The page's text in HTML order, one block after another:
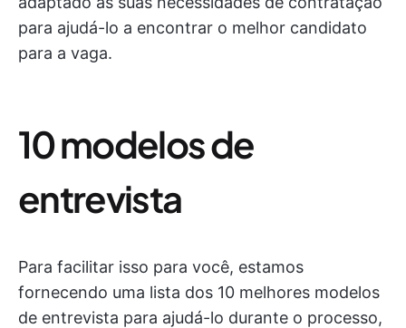
para ajudá-lo a encontrar o melhor candidato
para a vaga.
10 modelos de
entrevista
Para facilitar isso para você, estamos
fornecendo uma lista dos 10 melhores modelos
de entrevista para ajudá-lo durante o processo,